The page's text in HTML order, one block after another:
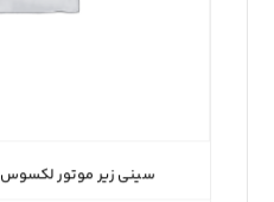
سینی زیر موتور لکسوس gs۴۶۰ ( جی اس ۴۶۰ )